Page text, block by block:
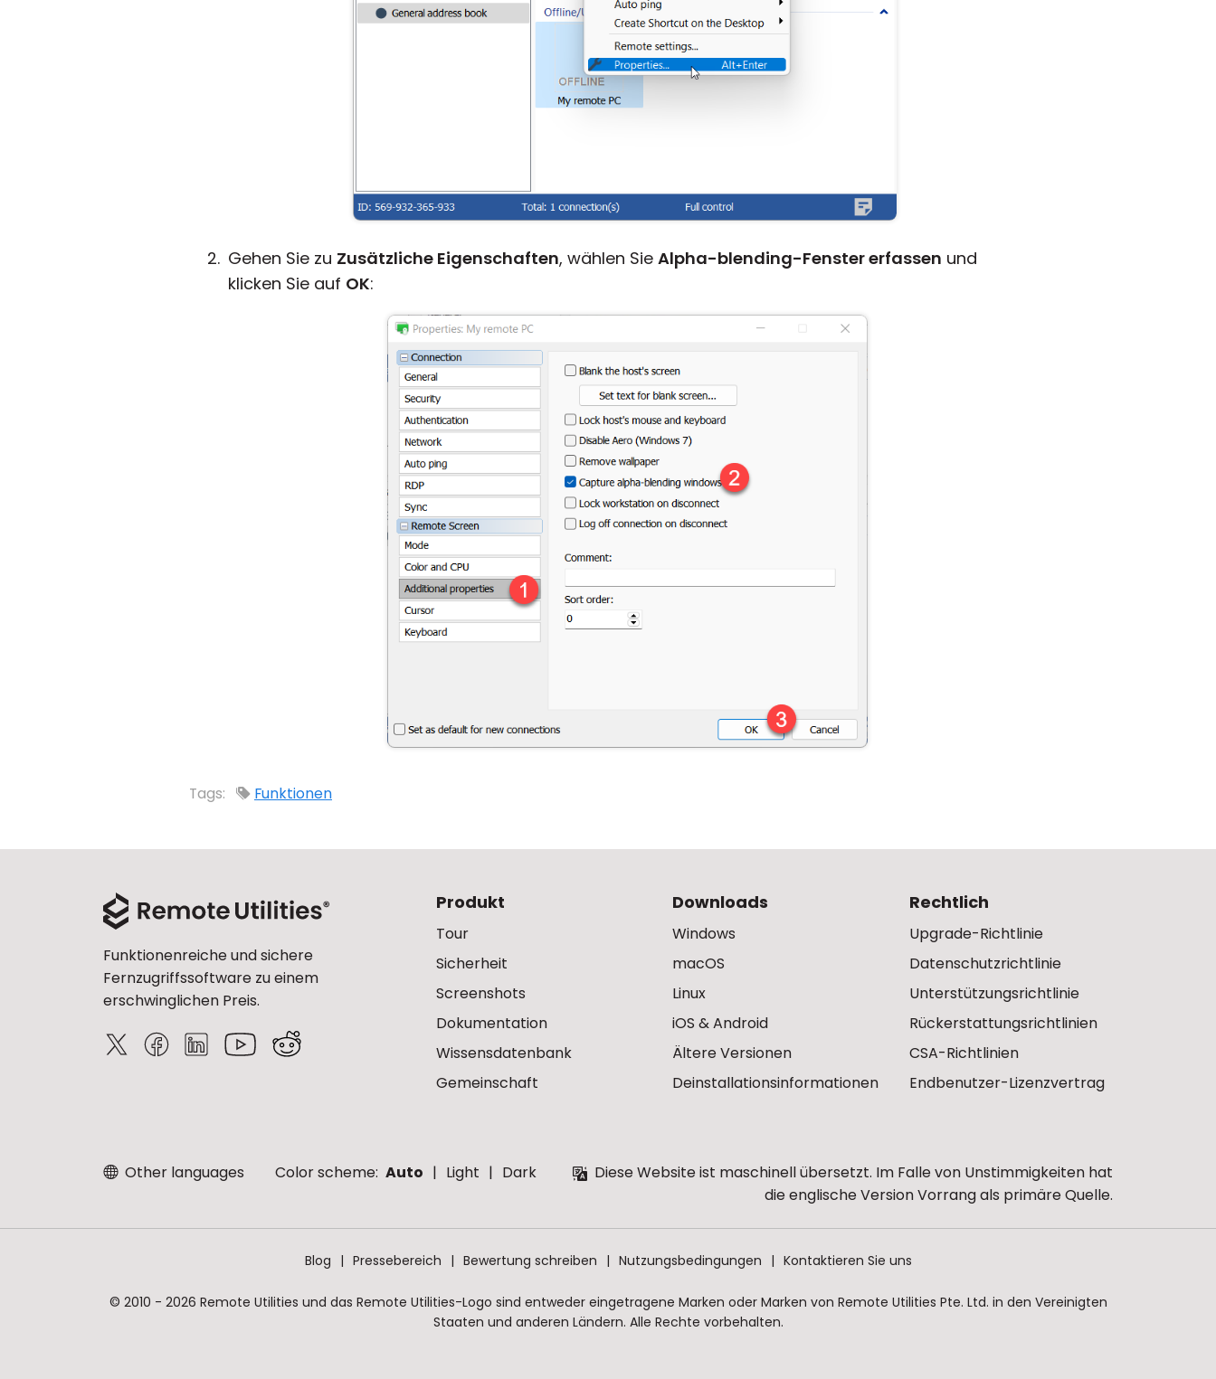
Gehen Sie zu Zusätzliche Eigenschaften, wählen Sie Alpha-blending-Fenster erfassen und
klicken Sie auf OK:
Tags: Funktionen
Funktionenreiche und sichere
Fernzugriffssoftware zu einem
erschwinglichen Preis.
Produkt
Tour
Sicherheit
Screenshots
Dokumentation
Wissensdatenbank
Gemeinschaft
Downloads
Windows
macOS
Linux
iOS & Android
Ältere Versionen
Deinstallationsinformationen
Rechtlich
Upgrade-Richtlinie
Datenschutzrichtlinie
Unterstützungsrichtlinie
Rückerstattungsrichtlinien
CSA-Richtlinien
Endbenutzer-Lizenzvertrag
Other languages Color scheme: Auto Light Dark
Diese Website ist maschinell übersetzt. Im Falle von Unstimmigkeiten hat
die englische Version Vorrang als primäre Quelle.
Blog Pressebereich Bewertung schreiben Nutzungsbedingungen Kontaktieren Sie uns
© 2010 - 2026 Remote Utilities und das Remote Utilities-Logo sind entweder eingetragene Marken oder Marken von Remote Utilities Pte. Ltd. in den Vereinigten
Staaten und anderen Ländern. Alle Rechte vorbehalten.